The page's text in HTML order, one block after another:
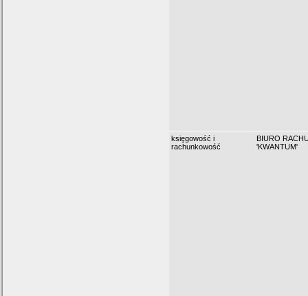
księgowość i
rachunkowość
BIURO
'KWANTUM'